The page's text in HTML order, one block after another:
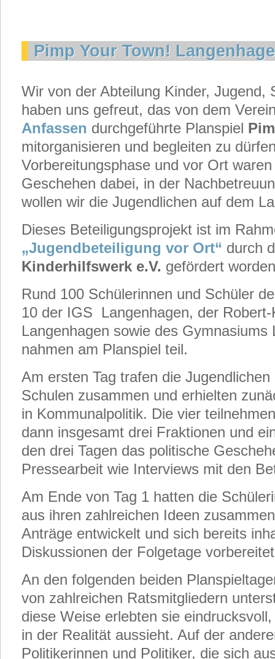
Pimp Your Town!
Wir von der Abteilung Kinder, Jugend,
haben uns gefreut, das von dem
Anfassen durchgeführte Planspiel
mitorganisieren und begleiten zu
Vorbereitungsphase und vor Ort
Geschehen dabei, in der
wollen wir die Jugendlichen auf dem
Dieses Beteiligungsprojekt ist im
„Jugendbeteiligung vor Ort“ durch
Kinderhilfswerk e.V. gefördert
Rund 100 Schülerinnen und Schüler
10 der IGS Langenhagen, der
Langenhagen sowie des Gymnasiums
nahmen am Planspiel teil.
Am ersten Tag trafen die
Schulen zusammen und erhielten
in Kommunalpolitik. Die vier
dann insgesamt drei Fraktionen und
den drei Tagen das politische
Pressearbeit wie Interviews mit den
Am Ende von Tag 1 hatten die
aus ihren zahlreichen Ideen
Anträge entwickelt und sich bereits
Diskussionen der Folgetage
An den folgenden beiden
von zahlreichen Ratsmitgliedern
diese Weise erlebten sie
in der Realität aussieht. Auf der
Politikerinnen und Politiker, die sich